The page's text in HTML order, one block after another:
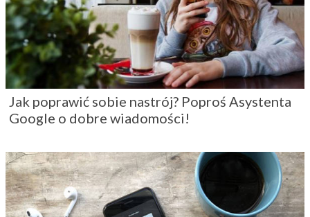
Jak poprawić sobie nastrój? Poproś Asystenta
Google o dobre wiadomości!